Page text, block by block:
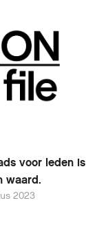
voor leden is
waard.
2023